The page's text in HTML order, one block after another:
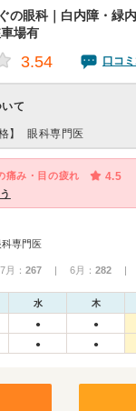
の眼科｜白内障・緑
場有
3.54 口コ
て
】 眼科専門医
痛み・目の疲れ 4.5
科専門医
： 267 | 6月： 282 |
水 木
● ●
● ●